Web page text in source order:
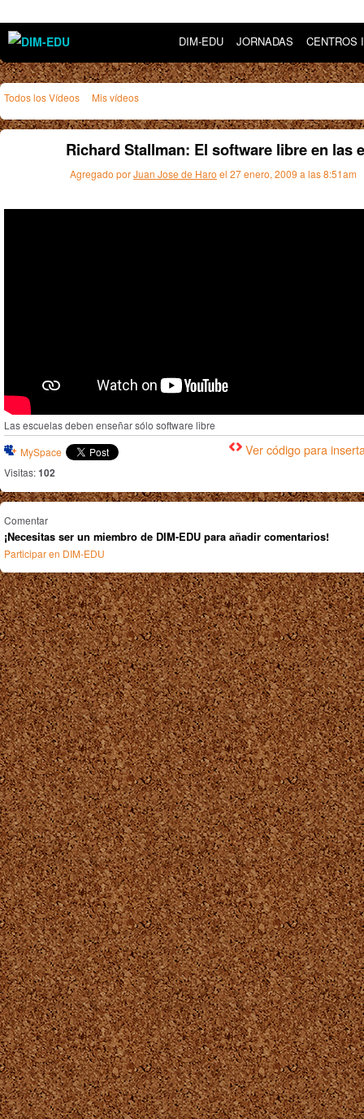
DIM-EDU JORNADAS CENTROS
Todos los Vídeos Mis vídeos
Richard Stallman: El software libre en las
Agregado porJuan Jose de Haro el 27 enero, 2009 a las 8:51am
Las escuelas deben enseñar sólo software libre
MySpace
Visitas:102
Ver código para
Comentar
¡Necesitas ser un miembro de DIM-EDU para añadir comentarios!
Participar en DIM-EDU